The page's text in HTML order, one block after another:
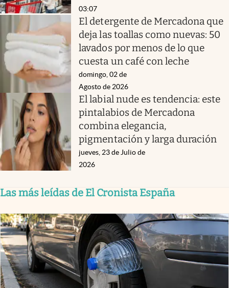
03:07
El detergente de Mercadona que
deja las toallas como nuevas: 50
lavados por menos de lo que
cuesta un café con leche
domingo, 02 de
Agosto de 2026
El labial nude es tendencia: este
pintalabios de Mercadona
combina elegancia,
pigmentación y larga duración
jueves, 23 de Julio de
2026
Las más leídas de El Cronista España